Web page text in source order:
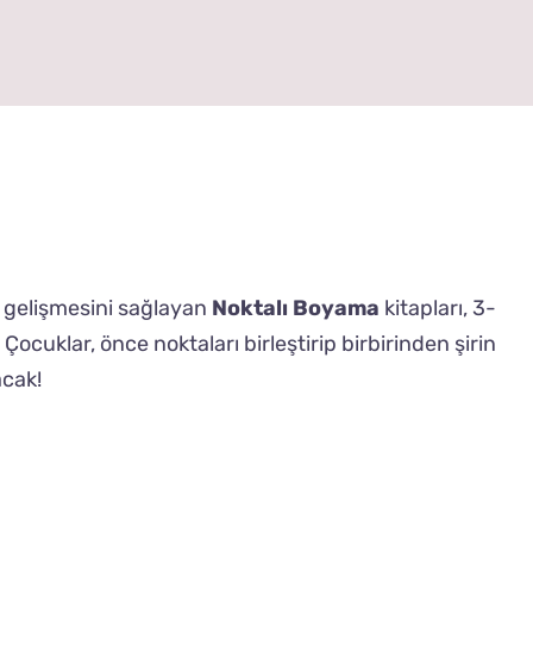
sağlayan Noktalı Boyama kitapları, 3-
Çocuklar, önce noktaları birleştirip birbirinden şirin